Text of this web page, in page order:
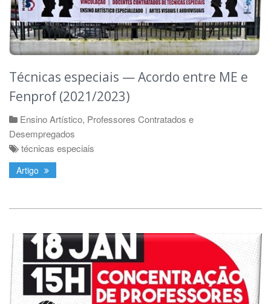
Técnicas especiais — Acordo entre ME e
Fenprof (2021/2023)
Ensino Artístico, Professores Contratados e
Desempregados
técnicas especiais
Artigo